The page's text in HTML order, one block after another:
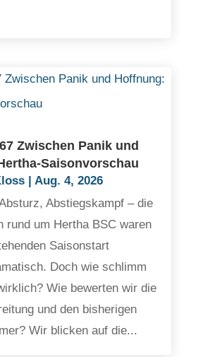
Zwischen Panik und
Saisonvorschau
| Aug. 4, 2026
Abstiegskampf – die
rund um Hertha BSC waren
Saisonstart
Doch wie schlimm
Wie bewerten wir die
und den bisherigen
Wir blicken auf die...